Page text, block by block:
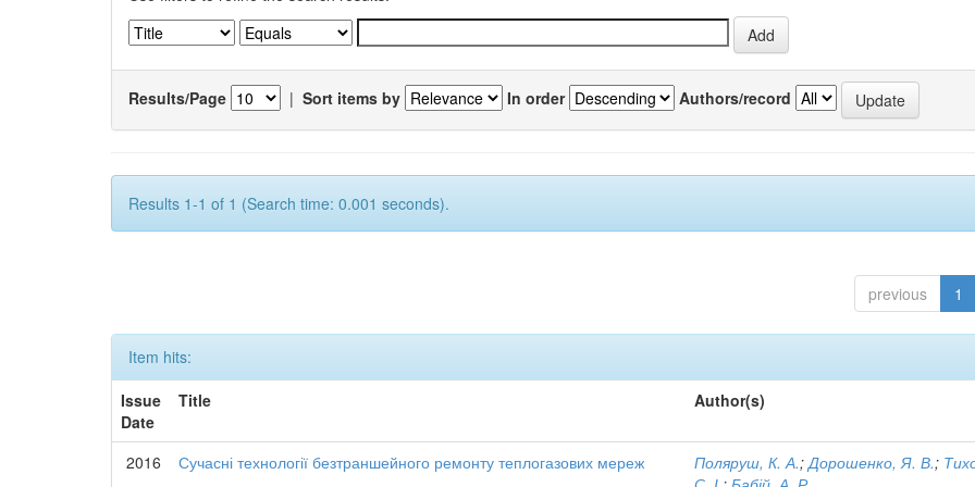
Results/Page | Sort items by In order Authors/record
Results 1-1 of 1 (Search time: 0.001 seconds).
previous 1
Item hits:
Issue
Date
Title Author(s)
2016 Сучасні технології безтраншейного ремонту теплогазових мереж Поляруш, К. А.;Дорошенко, Я. В.;